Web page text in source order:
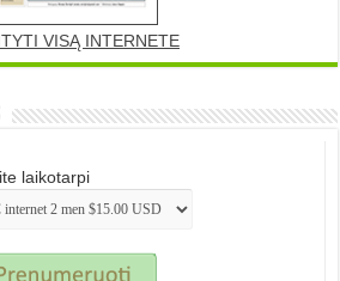
VISĄ INTERNETE
laikotarpi